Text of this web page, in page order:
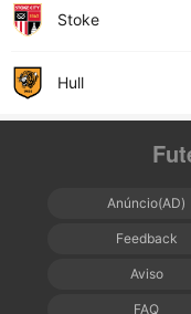
Stoke
Hull
Anúncio(AD)
Feedback
Aviso
FAQ